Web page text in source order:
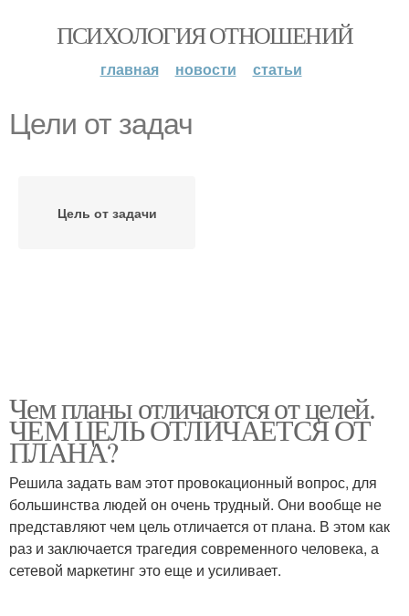
ПСИХОЛОГИЯ ОТНОШЕНИЙ
главная новости статьи
Цели от задач
Цель от задачи
Чем планы отличаются от целей.
ЧЕМ ЦЕЛЬ ОТЛИЧАЕТСЯ ОТ
ПЛАНА?
Решила задать вам этот провокационный вопрос, для
большинства людей он очень трудный. Они вообще не
представляют чем цель отличается от плана. В этом как
раз и заключается трагедия современного человека, а
сетевой маркетинг это еще и усиливает.